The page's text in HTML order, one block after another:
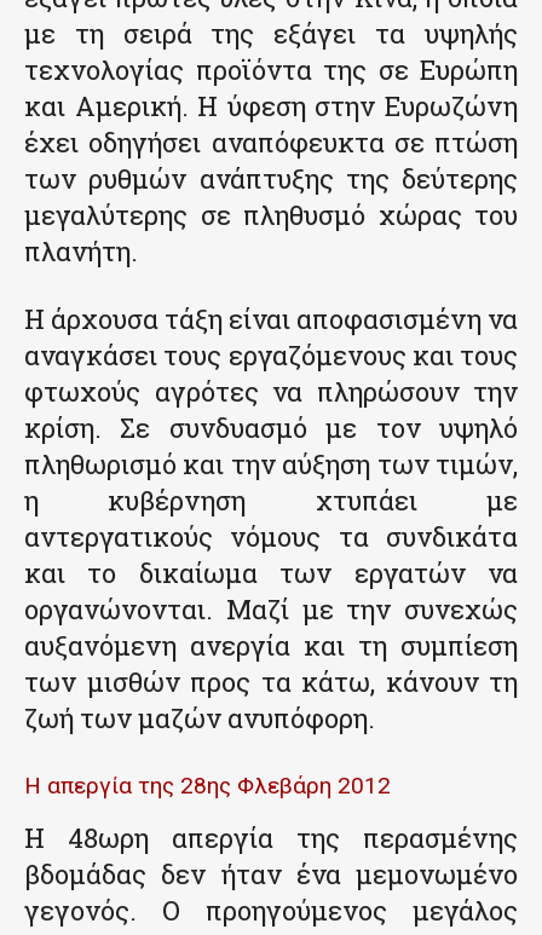
με τη σειρά της εξάγει τα υψηλής
τεχνολογίας προϊόντα της σε Ευρώπη
και Αμερική. Η ύφεση στην Ευρωζώνη
έχει οδηγήσει αναπόφευκτα σε πτώση
των ρυθμών ανάπτυξης της δεύτερης
μεγαλύτερης σε πληθυσμό χώρας του
πλανήτη.
Η άρχουσα τάξη είναι αποφασισμένη να
αναγκάσει τους εργαζόμενους και τους
φτωχούς αγρότες να πληρώσουν την
κρίση. Σε συνδυασμό με τον υψηλό
πληθωρισμό και την αύξηση των τιμών,
η κυβέρνηση χτυπάει με
αντεργατικούς νόμους τα συνδικάτα
και το δικαίωμα των εργατών να
οργανώνονται. Μαζί με την συνεχώς
αυξανόμενη ανεργία και τη συμπίεση
των μισθών προς τα κάτω, κάνουν τη
ζωή των μαζών ανυπόφορη.
Η απεργία της 28ης Φλεβάρη 2012
Η 48ωρη απεργία της περασμένης
βδομάδας δεν ήταν ένα μεμονωμένο
γεγονός. Ο προηγούμενος μεγάλος